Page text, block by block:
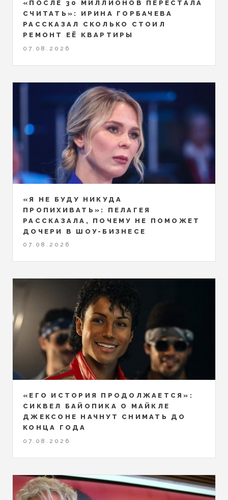
«ПОСЛЕ 30 МИЛЛИОНОВ ПЕРЕСТАЛА
СЧИТАТЬ»: ИРИНА ГОРБАЧЕВА
РАССКАЗАЛ СКОЛЬКО СТОИЛ
РЕМОНТ ЕЁ КВАРТИРЫ
07.08.2026
«Я НЕ БУДУ НИКУДА
ПРОПИХИВАТЬ»: ПЕЛАГЕЯ
РАССКАЗАЛА, ПОЧЕМУ НЕ ПОМОЖЕТ
ДОЧЕРИ В ШОУ-БИЗНЕСЕ
07.08.2026
«ЕГО ИСТОРИЯ ПРОДОЛЖАЕТСЯ»:
СИКВЕЛ БАЙОПИКА О МАЙКЛЕ
ДЖЕКСОНЕ НАЧНУТ СНИМАТЬ ДО
КОНЦА ГОДА
07.08.2026